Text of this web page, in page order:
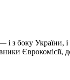
і з боку
Єврокомісії,